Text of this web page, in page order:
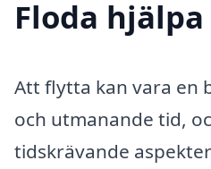
Floda
Att flytta kan vara en
och utmanande tid,
tidskrävande